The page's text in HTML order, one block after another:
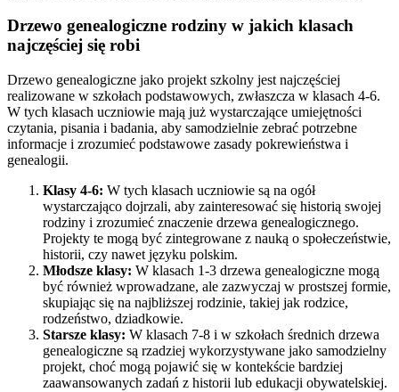
Drzewo genealogiczne rodziny w jakich klasach
najczęściej się robi
Drzewo genealogiczne jako projekt szkolny jest najczęściej
realizowane w szkołach podstawowych, zwłaszcza w klasach 4-6.
W tych klasach uczniowie mają już wystarczające umiejętności
czytania, pisania i badania, aby samodzielnie zebrać potrzebne
informacje i zrozumieć podstawowe zasady pokrewieństwa i
genealogii.
Klasy 4-6: W tych klasach uczniowie są na ogół
wystarczająco dojrzali, aby zainteresować się historią swojej
rodziny i zrozumieć znaczenie drzewa genealogicznego.
Projekty te mogą być zintegrowane z nauką o społeczeństwie,
historii, czy nawet języku polskim.
Młodsze klasy: W klasach 1-3 drzewa genealogiczne mogą
być również wprowadzane, ale zazwyczaj w prostszej formie,
skupiając się na najbliższej rodzinie, takiej jak rodzice,
rodzeństwo, dziadkowie.
Starsze klasy: W klasach 7-8 i w szkołach średnich drzewa
genealogiczne są rzadziej wykorzystywane jako samodzielny
projekt, choć mogą pojawić się w kontekście bardziej
zaawansowanych zadań z historii lub edukacji obywatelskiej.